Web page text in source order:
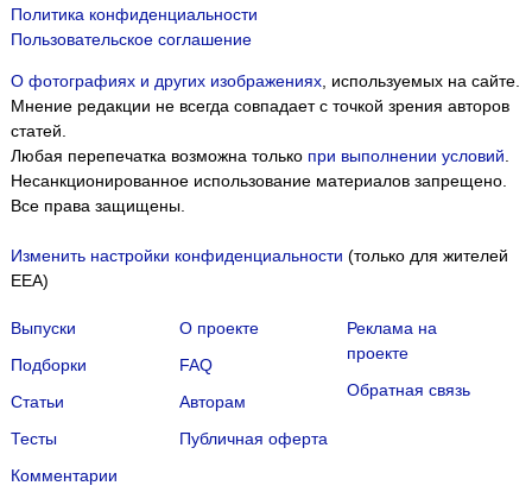
Политика конфиденциальности
Пользовательское соглашение
О фотографиях и других изображениях, используемых на сайте.
Мнение редакции не всегда совпадает с точкой зрения авторов
статей.
Любая перепечатка возможна только при выполнении условий.
Несанкционированное использование материалов запрещено.
Все права защищены.
Изменить настройки конфиденциальности (только для жителей
EEA)
Выпуски
Подборки
Статьи
Тесты
Комментарии
О проекте
FAQ
Авторам
Публичная оферта
Реклама на
проекте
Обратная связь